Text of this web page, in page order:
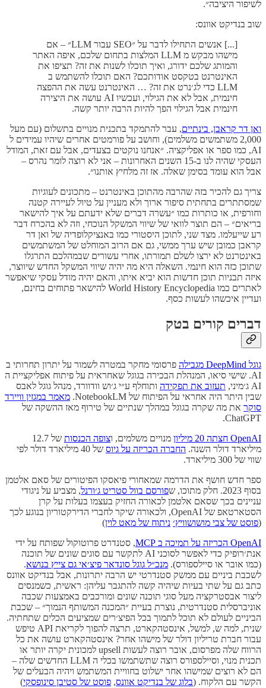
לשיפור היציבה״.
שוב בנדיקט אוונס:
[...] אנשים התחילו לדבר על ״SEO עבור LLM״ – אם
מישהו מבקש מ LLM המלצות בתחום שלכם, איפה האתר
והמותג שלכם ידורג, ואיך תוכלו לשנות את זה? תציפו את
האינטרנט בטקסט אודותכם? האם תוכלו להשתמש ב
LLM כדי לג׳נרט את זה? … האינטרנט עשה את ההפצה
חינמית, אבל לא את הגילוי, ועכשיו AI עושה את היצירה
חינמית אבל הגילוי הפך להיות הרבה יותר קשה.
ואן דר קראבן, בינתיים, עבר להתמקד בתכנית מנויים בתשלום (עם מעל
2,000 משתמשים משלמים), וחושב על פורמטים אחרים שיהיו עמידים ל
AI, כמו ספר או אפליקציה. ״אנחנו נוקטים בצעדים, אבל עם זאת, המודל
העסקי שהיה לנו ב-15 השנים האחרונות – אני לא רוצה לומר נהרס –
אבל הוא עומד בסימן שאלה. אז זה מלחיץ אותנו״.
צריך גם להכיר בזה שהרבה מהתוכן באינטרנט – מתכונים לעוגיות
שמסתתרים בתחתית סיפור ארוך ולא מעניין על טיול לעיירה קטנה
וחורפית, או כותרות כמו ״עשרה דברים שלא ידעתם על איך להישאר
בריאים״ – הם תוצר לוואי של שיווי המשקל הנוכחי, וזה לא בהכרח דבר
רע שייעלמו. מצד שני, לתוכן היסטורי כמו באנציקלופדיה של ואן דר
קראבן כמובן שיש ערך ממשי, גם אם הרוב המוחלט של המשתמשים
באינטרנט לא ירצו לשלם תמורתו, אחרי עשורים שבמהלכם התרגלו
שתוכן כזה הוא חינמי. השאלה היא מה יהיה שיווי המשקל החדש שיווצר,
איזה תבניות תוכן חדשות הוא יביא איתו, והאם יהיה מודל עסקי שיאפשר
לאתרים כמו World History Encyclopedia להישאר פתוחים בחינם,
ועדיין איכשהו לעשות כסף.
דברים קורים בטק
גוגל DeepMind מגבילה
פרסומי מחקר במטרה לשמור על יתרון תחרותי ב
AI. שישי סיאו, המנהלת הבכירה בגוגל שאחראית על פיתוח אפליקציית ה
AI ג׳מיני,
תעזוב את תפקידה ותוחלף ע״י ג׳וש וודוורד, מנהל גוגל לאבס
שבין היתר היה אחראי על הפיתוח של NotebookLM.
מאמר במגזין וויירד
סוקר את מה שקרה בגוגל במהלך שנתיים של טירוף מאז ההשקה של
ChatGPT.
OpenAI חצתה 20 מיליון
מנויים משלמים, וצופה הכנסות
של 12.7
מיליארד דולר השנה. החברה הכריזה על גיוס
של 40 מיליארד דולר לפי
שווי של 300 מיליארד.
ספר חדש חושף את הדרמה שמאחורי פיאסקו הפיטורים של סאם אלטמן
בסוף 2023. חלק מתוכו, ש
פורסם בוול סטריט ג׳ורנל, מצביע על ניגודי
עניינים בכך שסאם אלטמן לכאורה החזיק בעצמו בעלות על קרן
הסטארטאפ של OpenAI, ולכאורה שיקר לחברי הדירקטוריון בנוגע לכך
(פוסט של צבי מושושוויץ׳ ניתוח של מאט לוין)
OpenAI הכריזה על תמיכה ב MCP
, סטנדרט פרוטוקול שפותח על ידי
אנת׳רופיק כדי לאפשר לסוכני AI לתקשר עם סוגים שונים של תוכנה
(כמו אובר או סיילספורס). מנכ״ל גוגל סונדאר פיצ׳אי גם צייץ בנושא.
לשכבת ביניים עם ממשק סטנדרטי יש הרבה יתרונות, אבל בנדיקט אוונס
כתב גם על שתי בעיות שיהיה קשה להתגבר עליהן: ראשית, כשמנסים
ליצור אבסטרקציה מעל סוגי תוכנה שונים ומורכבים באמצעות שכבה
אוניברסלית סטנדרטית, נוצרת בעיית ״המכנה המשותף הנמוך״ – שכבת
הביניים לעולם לא תוכל לתמוך בכל הפיצ׳רים שמציעים הכלים שתחתיה.
שנית, למה ש, למשל, אינסטהקארט, תרצה להפוך לקריאת API טיפש
עבור חברת טריליון דולר של מישהו אחר? אינסטהקארט עושה את כל
הרווח שלה מפרסום, אובר רוצה לעשות upsell למכונית יקרה יותר או
תכנית מנוי, וסיילספורס רוצה שתשתמשו בכלי ה LLM החדשים שלה –
הם לא רוצים שמישהו אחר ישלוט בחוויית המשתמש ויהיה הבעלים של
הקשר עם הלקוח. (בלוג של בנדיקט אוונס, פוסט של סטיבן סינופסקי)